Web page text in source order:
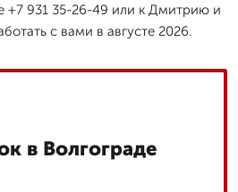
+7 931 35-26-49 или к Дмитрию и
с вами в августе 2026.
в Волгограде